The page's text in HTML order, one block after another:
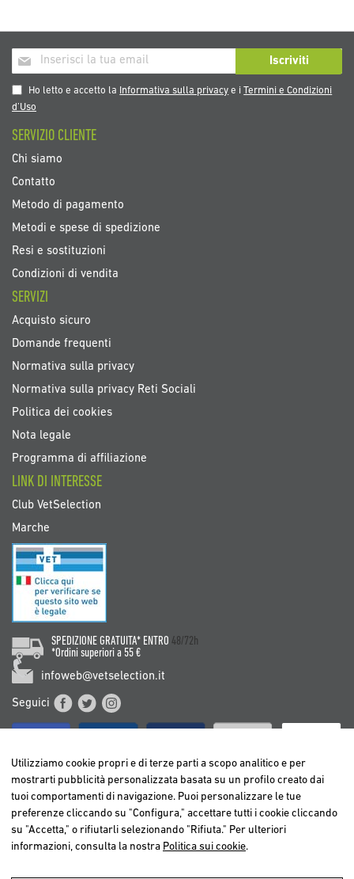
Iscriviti
alla
nostra
Newsletter:
Iscriviti
Ho letto e accetto la Informativa sulla privacy e iTermini e Condizioni
d’Uso
SERVIZIO CLIENTE
Chi siamo
Contatto
Metodo di pagamento
Metodi e spese di spedizione
Resi e sostituzioni
Condizioni di vendita
SERVIZI
Acquisto sicuro
Domande frequenti
Normativa sulla privacy
Normativa sulla privacy Reti Sociali
Politica dei cookies
Nota legale
Programma di affiliazione
LINK DI INTERESSE
Club VetSelection
Marche
SPEDIZIONE GRATUITA* ENTRO 48/72h
*Ordini superiori a 55 €
infoweb@vetselection.it
Seguici
BELGIË / BELGIQUE
DEUTSCHLAND
ESPAÑA
Utilizziamo cookie propri e di terze parti a scopo analitico e per
mostrarti pubblicità personalizzata basata su un profilo creato dai
tuoi comportamenti di navigazione. Puoi personalizzare le tue
preferenze cliccando su "Configura," accettare tutti i cookie cliccando
su "Accetta," o rifiutarli selezionando "Rifiuta." Per ulteriori
informazioni, consulta la nostra Politica sui cookie.